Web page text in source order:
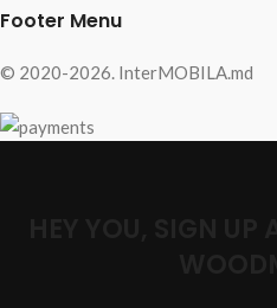
Footer Menu
© 2020-2026. InterMOBILA.md